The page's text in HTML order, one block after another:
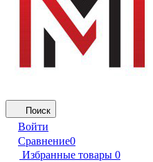
Поиск
Войти
Сравнение0
Избранные товары 0